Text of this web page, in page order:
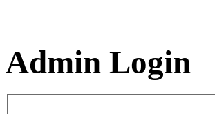
Admin Login